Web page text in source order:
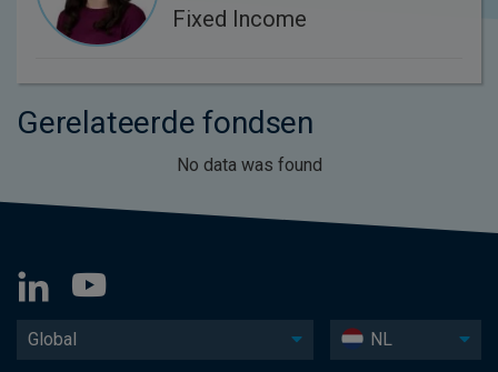
Fixed Income
Gerelateerde fondsen
No data was found
Global NL